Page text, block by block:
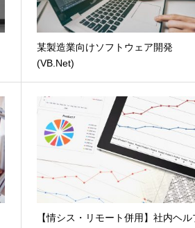
某製造業向けソフトウェア開発
(VB.Net)
【情シス・リモート併用】社内ヘル